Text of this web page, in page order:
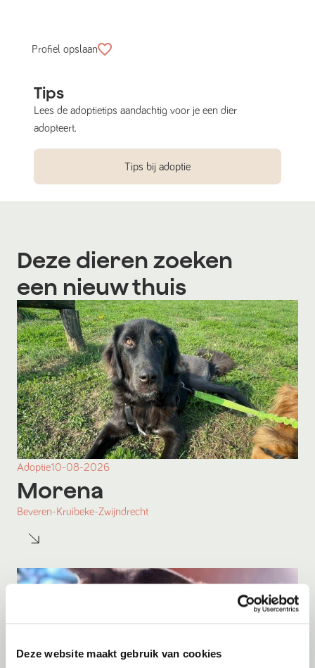
Deze website maakt gebruik van cookies
Profiel opslaan
Tips
Lees de adoptietips aandachtig voor je een dier
adopteert.
Tips bij adoptie
Deze dieren zoeken
een nieuw thuis
Adoptie10-08-2026
Morena
Beveren-Kruibeke-Zwijndrecht